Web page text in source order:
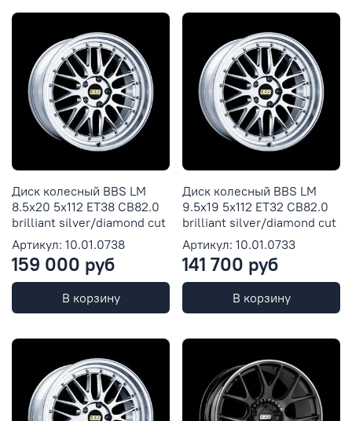
Диск колесный BBS LM
8.5x20 5x112 ET38 CB82.0
brilliant silver/diamond cut
Артикул: 10.01.0738
159 000 руб
В корзину
Диск колесный BBS LM
9.5x19 5x112 ET32 CB82.0
brilliant silver/diamond cut
Артикул: 10.01.0733
141 700 руб
В корзину